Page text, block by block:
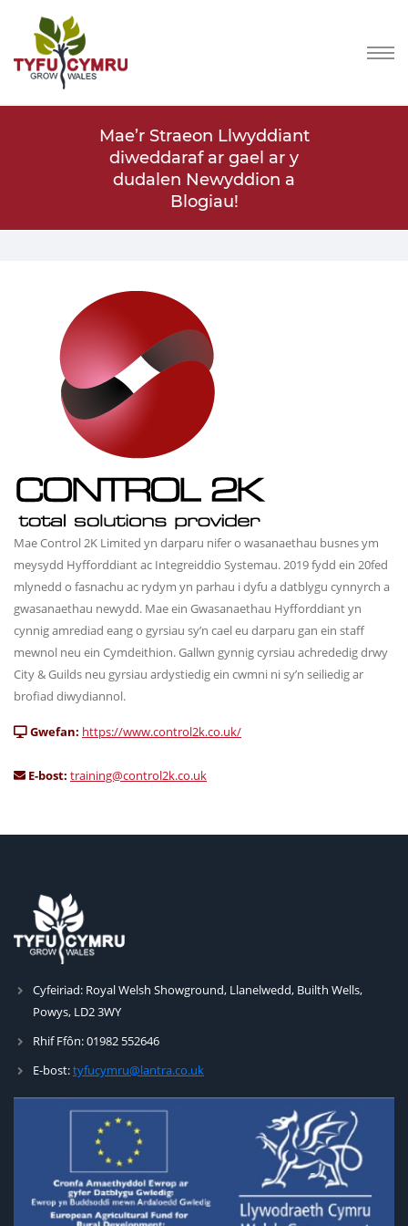
Mae’r Straeon Llwyddiant
diweddaraf ar gael ar y
dudalen Newyddion a
Blogiau!
Control2K Ltd
Mae Control 2K Limited yn darparu nifer o wasanaethau busnes ym
meysydd Hyfforddiant ac Integreiddio Systemau. 2019 fydd ein 20fed
mlynedd o fasnachu ac rydym yn parhau i dyfu a datblygu cynnyrch a
gwasanaethau newydd. Mae ein Gwasanaethau Hyfforddiant yn
cynnig amrediad eang o gyrsiau sy’n cael eu darparu gan ein staff
mewnol neu ein Cymdeithion. Gallwn gynnig cyrsiau achrededig drwy
City & Guilds neu gyrsiau ardystiedig ein cwmni ni sy’n seiliedig ar
brofiad diwydiannol.
Gwefan: https://www.control2k.co.uk/
E-bost: training@control2k.co.uk
Cyfeiriad: Royal Welsh Showground, Llanelwedd, Builth Wells,
Powys, LD2 3WY
Rhif Ffôn:01982 552646
E-bost:tyfucymru@lantra.co.uk